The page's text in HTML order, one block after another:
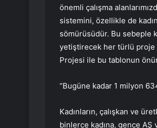
önemli çalışma
sistemini, özellikle de
sömürüsüdür. Bu sebeple
yetiştirecek her türlü proje
Projesi ile bu tablonun
“Bugüne kadar 1 milyon
Kadınların, çalışkan ve
binlerce kadına, gence AŞ